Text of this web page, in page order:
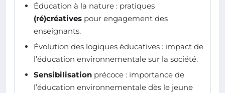
Éducation à la nature : pratiques
(ré)créatives pour engagement des
enseignants.
Évolution des logiques éducatives : impact de
l’éducation environnementale sur la société.
Sensibilisation précoce : importance de
l’éducation environnementale dès le jeune